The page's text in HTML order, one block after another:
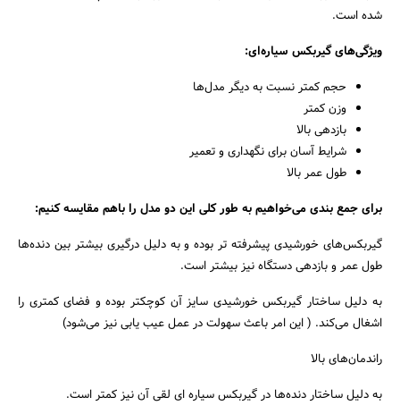
شده است.
ویژگی‌های گیربکس سیاره‌ای:
حجم کمتر نسبت به دیگر مدل‌ها
وزن کمتر
بازدهی بالا
شرایط آسان برای نگهداری و تعمیر
طول عمر بالا
برای جمع بندی می‌خواهیم به طور کلی این دو مدل را باهم مقایسه کنیم:
گیربکس‌های خورشیدی پیشرفته تر بوده و به دلیل درگیری بیشتر بین دنده‌ها
طول عمر و بازدهی دستگاه نیز بیشتر است.
به دلیل ساختار گیربکس خورشیدی سایز آن کوچکتر بوده و فضای کمتری را
اشغال می‌کند. ( این امر باعث سهولت در عمل عیب یابی نیز می‌شود)
راندمان‌های بالا
به دلیل ساختار دنده‌ها در گیربکس سیاره ای لقی آن نیز کمتر است.